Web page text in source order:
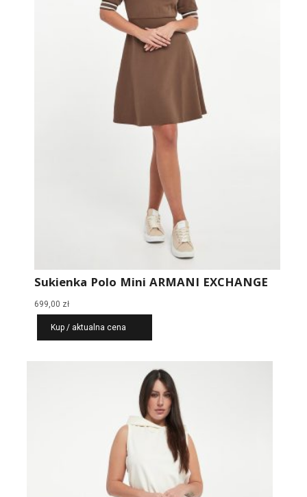
Sukienka Polo Mini ARMANI EXCHANGE
699,00 zł
Kup / aktualna cena